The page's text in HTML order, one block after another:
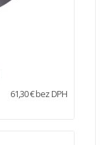
61,30 € bez DPH